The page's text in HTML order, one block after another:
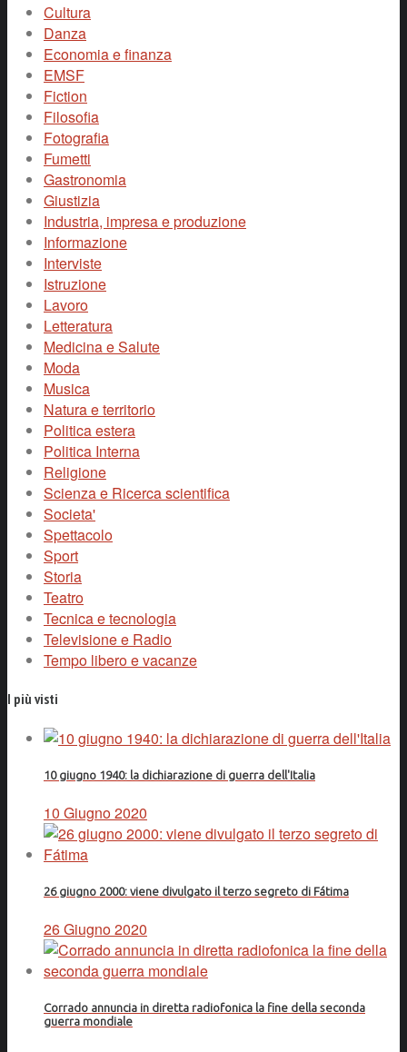
Cultura
Danza
Economia e finanza
EMSF
Fiction
Filosofia
Fotografia
Fumetti
Gastronomia
Giustizia
Industria, impresa e produzione
Informazione
Interviste
Istruzione
Lavoro
Letteratura
Medicina e Salute
Moda
Musica
Natura e territorio
Politica estera
Politica Interna
Religione
Scienza e Ricerca scientifica
Societa'
Spettacolo
Sport
Storia
Teatro
Tecnica e tecnologia
Televisione e Radio
Tempo libero e vacanze
I più visti
10 giugno 1940: la dichiarazione di guerra dell'Italia
10 Giugno 2020
26 giugno 2000: viene divulgato il terzo segreto di Fátima
26 Giugno 2020
Corrado annuncia in diretta radiofonica la fine della seconda
guerra mondiale